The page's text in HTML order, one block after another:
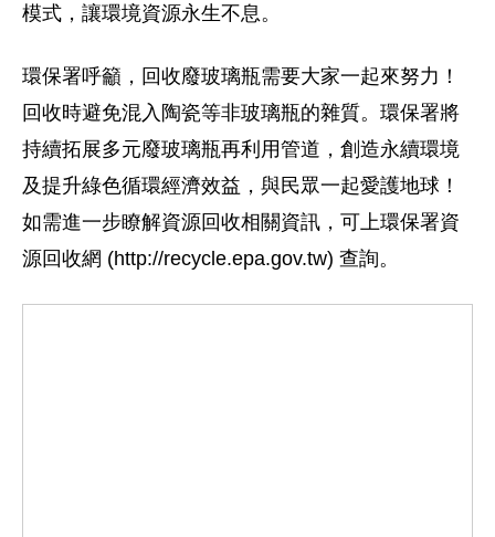
模式，讓環境資源永生不息。
環保署呼籲，回收廢玻璃瓶需要大家一起來努力！
回收時避免混入陶瓷等非玻璃瓶的雜質。環保署將
持續拓展多元廢玻璃瓶再利用管道，創造永續環境
及提升綠色循環經濟效益，與民眾一起愛護地球！
如需進一步瞭解資源回收相關資訊，可上環保署資
源回收網 (http://recycle.epa.gov.tw) 查詢。